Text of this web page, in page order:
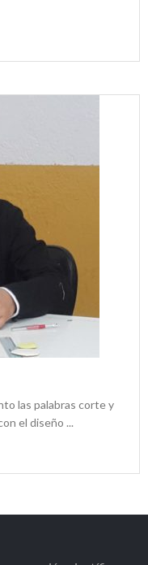
las palabras corte y
el diseño ...